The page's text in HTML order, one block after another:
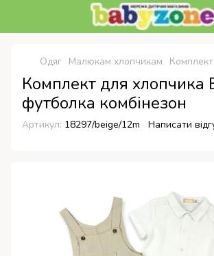
Одяг Малюкам хлопчикам
Комплект для хлопчика
футболка комбінезон
Артикул: 18297/beige/12m Написати